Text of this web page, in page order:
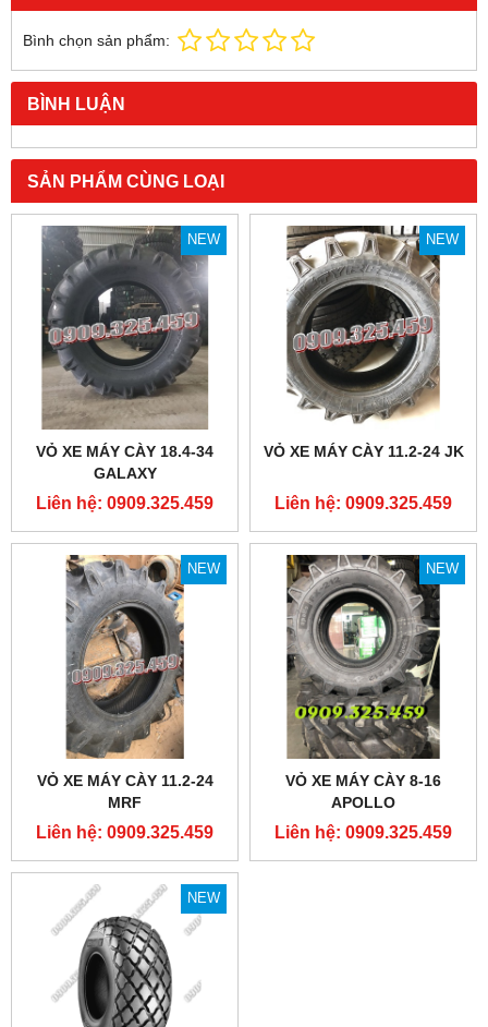
Bình chọn sản phẩm:
BÌNH LUẬN
SẢN PHẨM CÙNG LOẠI
NEW
VỎ XE MÁY CÀY 18.4-34
GALAXY
Liên hệ: 0909.325.459
NEW
VỎ XE MÁY CÀY 11.2-24 JK
Liên hệ: 0909.325.459
NEW
VỎ XE MÁY CÀY 11.2-24
MRF
Liên hệ: 0909.325.459
NEW
VỎ XE MÁY CÀY 8-16
APOLLO
Liên hệ: 0909.325.459
NEW